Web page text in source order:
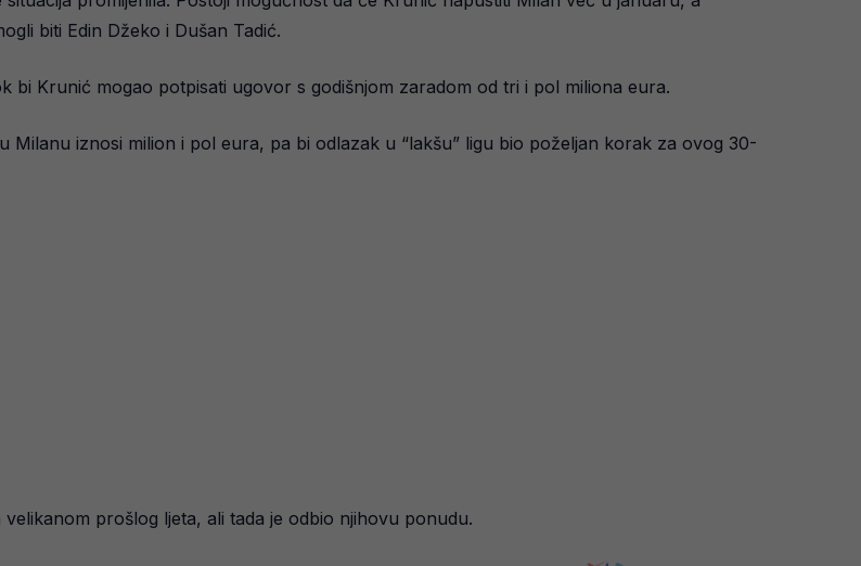
biti Edin Džeko i Dušan Tadić.
bi Krunić mogao potpisati ugovor s godišnjom zaradom od tri i pol miliona eura.
Milanu iznosi milion i pol eura, pa bi odlazak u “lakšu” ligu bio poželjan korak za ovog 30-
prošlog ljeta, ali tada je odbio njihovu ponudu.